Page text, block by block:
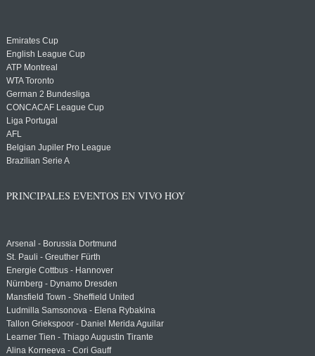
Emirates Cup
English League Cup
ATP Montreal
WTA Toronto
German 2 Bundesliga
CONCACAF League Cup
Liga Portugal
AFL
Belgian Jupiler Pro League
Brazilian Serie A
PRINCIPALES EVENTOS EN VIVO HOY
Arsenal - Borussia Dortmund
St. Pauli - Greuther Fürth
Energie Cottbus - Hannover
Nürnberg - Dynamo Dresden
Mansfield Town - Sheffield United
Ludmilla Samsonova - Elena Rybakina
Tallon Griekspoor - Daniel Merida Aguilar
Learner Tien - Thiago Augustin Tirante
Alina Korneeva - Cori Gauff